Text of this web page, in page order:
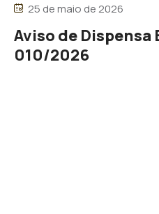
25 de maio de 2026
Aviso de Dispensa
010/2026